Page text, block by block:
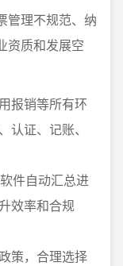
管理不规范、纳
资质和发展空
报销等所有环
认证、记账、
件自动汇总进
效率和合规
策，合理选择